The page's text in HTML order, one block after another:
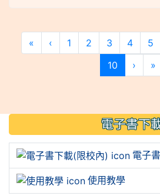
« ‹ 1 2 3 4 5
10(current)
› »
::: 電子書下
電子
使用教學